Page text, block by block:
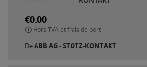
€0.00
Hors TVA et frais de port
DeABB AG - STOTZ-KONTAKT